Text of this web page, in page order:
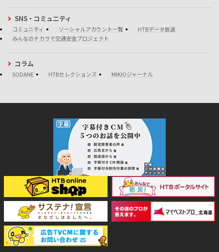
SNS・コミュニティ
コミュニティ ソーシャルアカウント一覧
HTBデータ放送
みんなのチカラで交通安全プロジェクト
コラム
SODANE HTBセレクションズ MIKIOジャーナル